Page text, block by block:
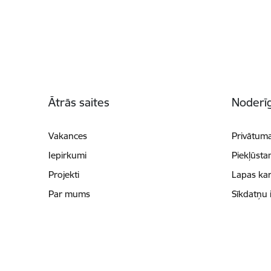
Ātrās saites
Vakances
Iepirkumi
Projekti
Par mums
Lapas
Sīkdatņu